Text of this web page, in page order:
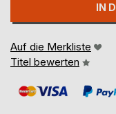
IN
Auf die Merkliste
Titel bewerten